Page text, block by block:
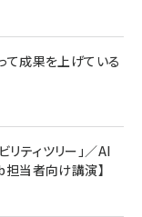
て成果を上げている
ティツリー」／AI
担当者向け講演】